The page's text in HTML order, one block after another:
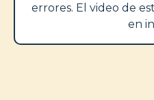
errores. El video de
en